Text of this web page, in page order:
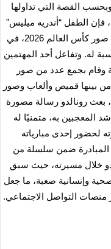
القصة التي تداولها
فإن الطفل “أندريه ميليس”
طلب صورة لرونالدو ليضيفها إلى ألبوم صور كأس العالم 2026، في
له. وتفاعل أحد المهتمين
وقام بجمع عدد من صور
من بينها قميص وألعاب وصور
بعث رونالدو رسالة مصورة
المعجبين به، متمنيًا له
لحضور إحدى مبارياته
المبادرة ضمن سلسلة من
خلال مسيرته، حيث سبق
وإنسانية صعبة، ما جعل
منصات التواصل الاجتماعي.